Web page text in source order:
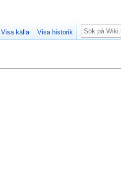
Visa källa Visa historik Sök